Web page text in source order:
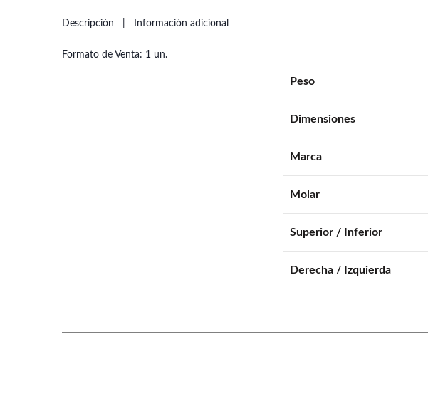
Descripción Información adicional
Formato de Venta: 1 un.
Peso
Dimensiones
Marca
Molar
Superior / Inferior
Derecha / Izquierda